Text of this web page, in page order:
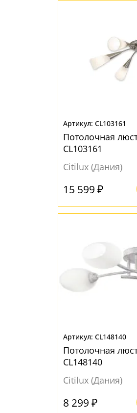
- бесплатно по России
CL103161
Потолочная
CL103161
Citilux (Дания)
15 599 ₽
CL148140
Потолочная
CL148140
Citilux (Дания)
8 299 ₽